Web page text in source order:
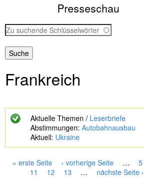
Presseschau
Z
u
s
u
h
eFrankreich
Aktuelle Themen / Leserbriefe
Abstimmungen: Autobahnausbau
Aktuell: Ukraine
« erste Seite ‹ vorherige Seite … 5
11
12 13 … nächste Seite ›